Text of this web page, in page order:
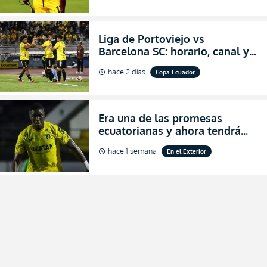
Liga de Portoviejo vs
Barcelona SC: horario, canal y
dónde ver EN VIVO los octavos
de final de la Copa Ecuador
schedule hace 2 días Copa Ecuador
Era una de las promesas
ecuatorianas y ahora tendrá
una nueva oportunidad en
Bolivia
schedule hace 1 semana En el Exterior